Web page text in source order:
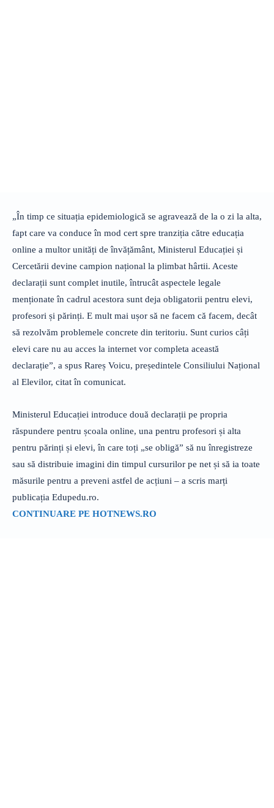
„În timp ce situația epidemiologică se agravează de la o zi la alta,
fapt care va conduce în mod cert spre tranziția către educația
online a multor unități de învățământ, Ministerul Educației și
Cercetării devine campion național la plimbat hârtii. Aceste
declarații sunt complet inutile, întrucât aspectele legale
menționate în cadrul acestora sunt deja obligatorii pentru elevi,
profesori și părinți. E mult mai ușor să ne facem că facem, decât
să rezolvăm problemele concrete din teritoriu. Sunt curios câți
elevi care nu au acces la internet vor completa această
declarație”, a spus Rareș Voicu, președintele Consiliului Național
al Elevilor, citat în comunicat.
Ministerul Educației introduce două declarații pe propria
răspundere pentru școala online, una pentru profesori și alta
pentru părinți și elevi, în care toți „se obligă” să nu înregistreze
sau să distribuie imagini din timpul cursurilor pe net și să ia toate
măsurile pentru a preveni astfel de acțiuni – a scris marți
publicația Edupedu.ro.
CONTINUARE PE HOTNEWS.RO